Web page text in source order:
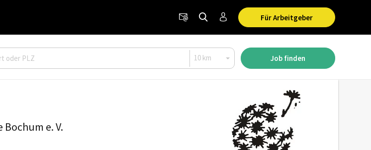
Für Arbeitgeber
Job finden
Bochum e. V.